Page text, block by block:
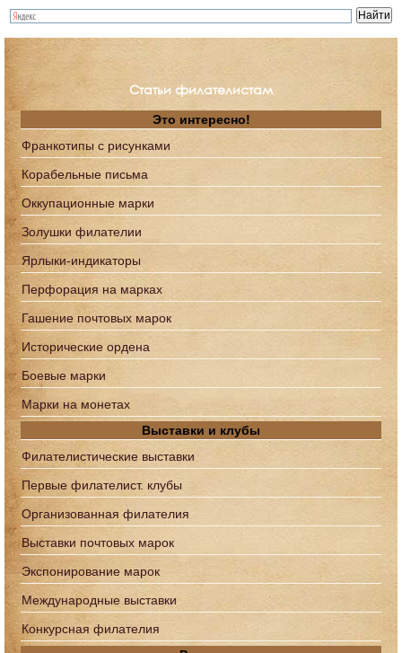
Статьи филателистам
Это интересно!
Франкотипы с рисунками
Корабельные письма
Оккупационные марки
Золушки филателии
Ярлыки-индикаторы
Перфорация на марках
Гашение почтовых марок
Исторические ордена
Боевые марки
Марки на монетах
Выставки и клубы
Филателистические выставки
Первые филателист. клубы
Организованная филателия
Выставки почтовых марок
Экспонирование марок
Международные выставки
Конкурсная филателия